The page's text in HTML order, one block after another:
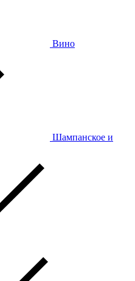
Вино
Шампанское и